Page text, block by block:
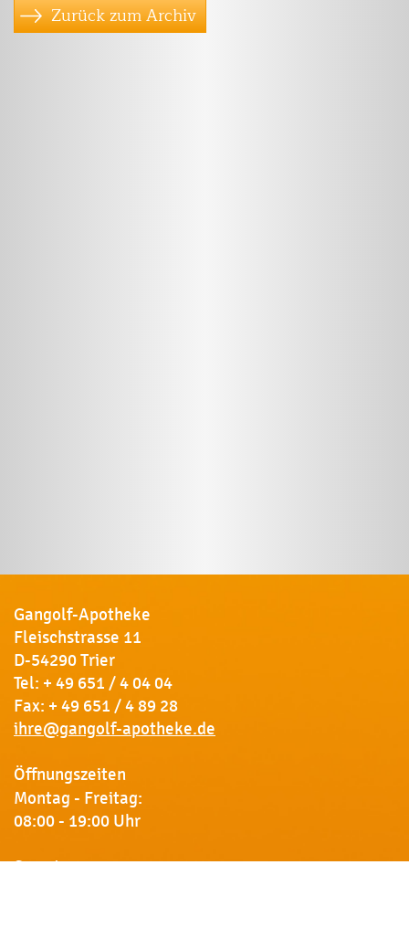
Zurück zum Archiv
Gangolf-Apotheke
Fleischstrasse 11
D-54290 Trier
Tel: + 49 651 / 4 04 04
Fax: + 49 651 / 4 89 28
ihre@gangolf-apotheke.de
Öffnungszeiten
Montag - Freitag:
08:00 - 19:00 Uhr
Samstag: